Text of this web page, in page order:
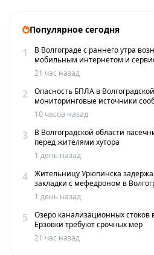
Популярное сегодня
1
В Волгограде с раннего утра
мобильным интернетом и
21 час назад
2
Опасность БПЛА в
мониторинговые источники
беспилотников
10 часов назад
3
В Волгоградской области
перед жителями хутора
1 день назад
4
Жительницу Урюпинска
закладки с мефедроном в
1 день назад
5
Озеро канализационных стоков
Ерзовки требуют срочных мер
21 час назад